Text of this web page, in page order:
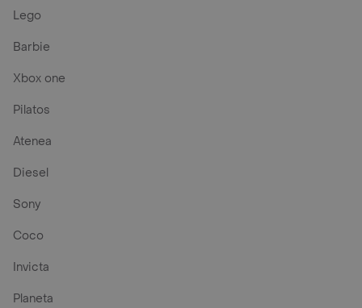
Lego
Barbie
Xbox one
Pilatos
Atenea
Diesel
Sony
Coco
Invicta
Planeta